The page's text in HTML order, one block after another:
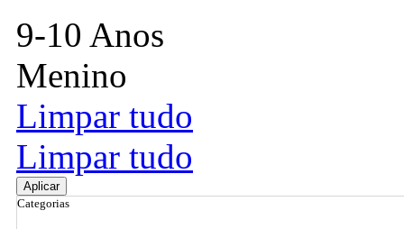
9-10 Anos
Menino
Limpar tudo
Limpar tudo
Aplicar
Categorias